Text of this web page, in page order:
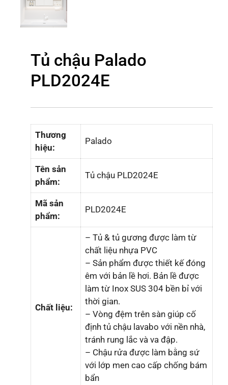
Tủ chậu Palado
PLD2024E
Thương
hiệu:
Palado
Tên sản
phẩm:
Tủ chậu PLD2024E
Mã sản
phẩm:
PLD2024E
Chất liệu:
– Tủ & tủ gương được làm từ
chất liệu nhựa PVC
– Sản phẩm được thiết kế đóng
êm với bản lề hơi. Bản lề được
làm từ Inox SUS 304 bền bỉ với
thời gian.
– Vòng đệm trên sàn giúp cố
định tủ chậu lavabo với nền nhà,
tránh rung lắc và va đập.
– Chậu rửa được làm bằng sứ
với lớp men cao cấp chống bám
bẩn